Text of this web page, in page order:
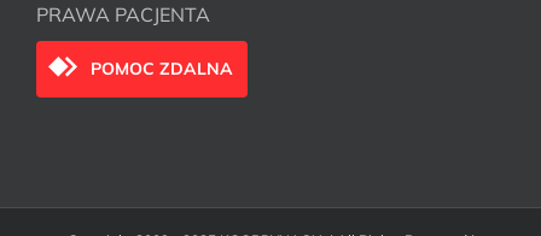
PRAWA PACJENTA
POMOC ZDALNA